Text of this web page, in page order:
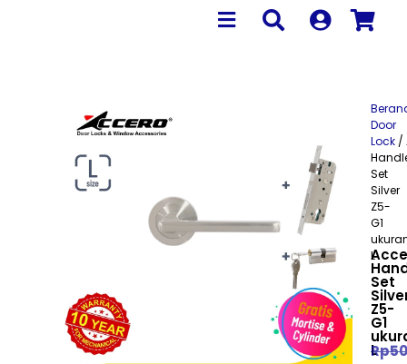
Door
Lock /
Set
Silver
Z5-
G1
L
Set
Z5-
G1
L
Rp